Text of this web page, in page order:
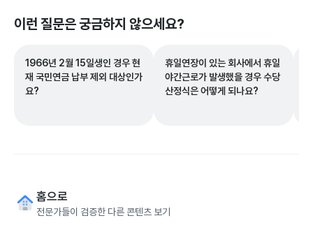
이런 질문은 궁금하지 않으세요?
1966년 2월 15일생인 경우 현
재 국민연금 납부 제외 대상인가
요?
휴일연장이 있는 회사에서 휴일
야간근로가 발생했을 경우 수당
산정식은 어떻게 되나요?
홈으로
전문가들이 검증한 다른 콘텐츠 보기